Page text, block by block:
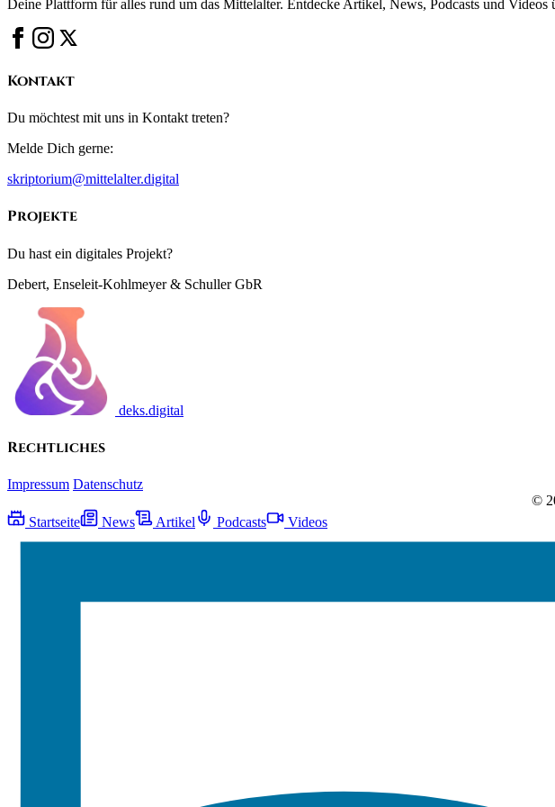
Deine Plattform für alles rund um das Mittelalter. Entdecke Artikel, News, Podcasts und Videos
Kontakt
Du möchtest mit uns in Kontakt treten?
Melde Dich gerne:
skriptorium@mittelalter.digital
Projekte
Du hast ein digitales Projekt?
Debert, Enseleit-Kohlmeyer & Schuller GbR
deks.digital
Rechtliches
Impressum Datenschutz
©
Startseite
News Artikel Podcasts Videos